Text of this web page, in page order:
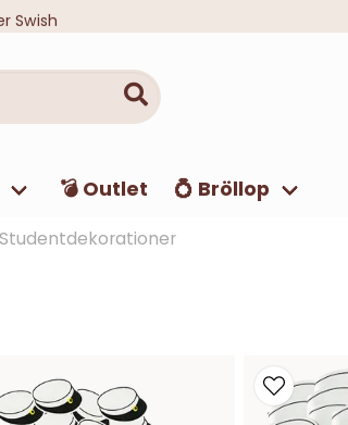
Swish
💣 Outlet 💍 Bröllop
Studentdekorationer